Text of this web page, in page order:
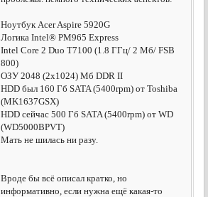
Ноутбук Acer Aspire 5920G
Логика Intel® PM965 Express
Intel Core 2 Duo T7100 (1.8 ГГц/ 2 Мб/ FSB
800)
ОЗУ 2048 (2x1024) Мб DDR II
HDD был 160 Гб SATA (5400rpm) от Toshiba
(MK1637GSX)
HDD сейчас 500 Гб SATA (5400rpm) от WD
(WD5000BPVT)
Мать не шилась ни разу.
Вроде бы всё описал кратко, но
информативно, если нужна ещё какая-то